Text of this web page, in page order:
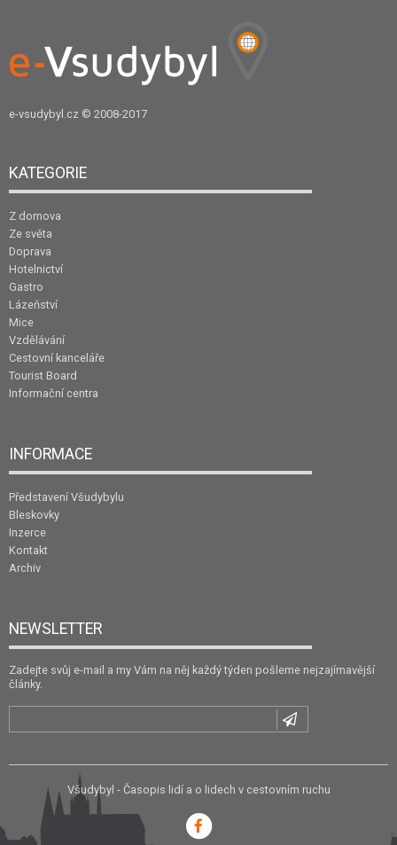
e-vsudybyl.cz © 2008-2017
KATEGORIE
Z domova
Ze světa
Doprava
Hotelnictví
Gastro
Lázeňství
Mice
Vzdělávání
Cestovní kanceláře
Tourist Board
Informační centra
INFORMACE
Představení Všudybylu
Bleskovky
Inzerce
Kontakt
Archiv
NEWSLETTER
Zadejte svůj e-mail a my Vám na něj každý týden pošleme nejzajímavější
články.
Všudybyl - Časopis lidí a o lidech v cestovním ruchu